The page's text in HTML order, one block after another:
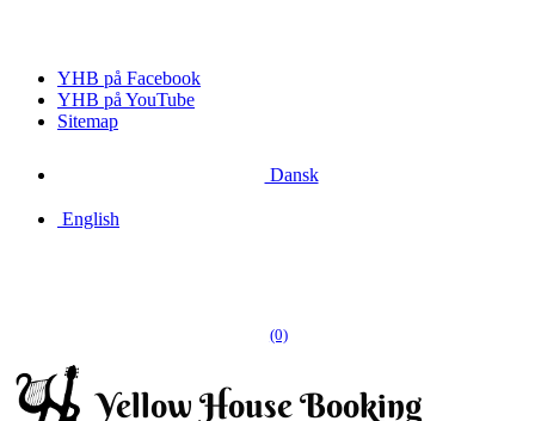
YHB på Facebook
YHB på YouTube
Sitemap
Dansk
English
(0)